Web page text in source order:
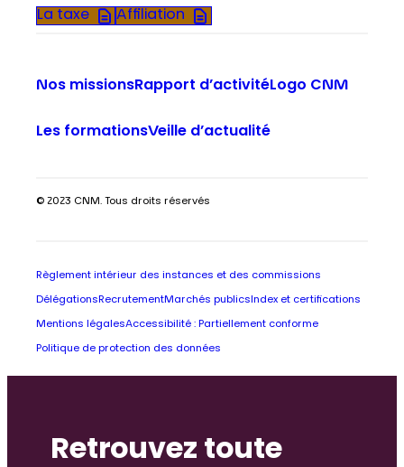
La taxe Affiliation
Nos missionsRapport d’activitéLogo CNM
Les formationsVeille d’actualité
© 2023 CNM. Tous droits réservés
Règlement intérieur des instances et des commissions
Délégations RecrutementMarchés publics Index et certifications
Mentions légalesAccessibilité : Partiellement conforme
Politique de protection des données
Retrouvez toute